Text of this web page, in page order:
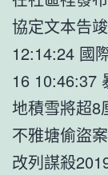
協定文本告
12:14:24 國
16 10:46:37
地積雪將超8
不雅塘偷盜
改列謀殺